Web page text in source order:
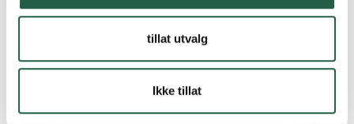
tillat utvalg
Ikke tillat
VANLIGE SPØRSMÅL OG SVAR